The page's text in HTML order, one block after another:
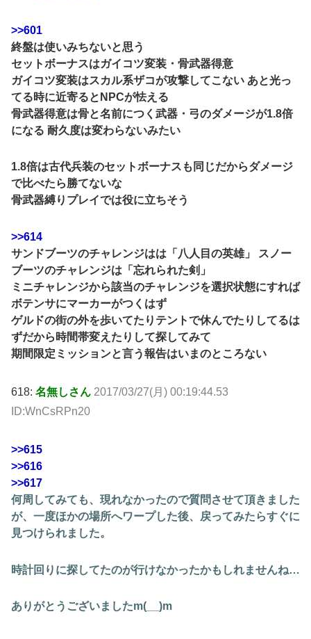
>>601
終盤は使いみちないと思う
セットボーナスはガイコツ変装・骨武器得意
ガイコツ変装はスカル系ザコが攻撃してこない あと光っ
てる時に近寄るとNPCが怯える
骨武器得意は骨と名前につく武器・弓のダメージが1.8倍
になる 耐久度は変わらないみたい
1.8倍は古代兵装のセットボーナスも同じだからダメージ
で比べたら勝てないな
骨武器縛りプレイでは役に立ちそう
>>614
サンドブーツのチャレンジはは「八人目の英雄」 スノー
ブーツのチャレンジは「忘れられた剣」
ミニチャレンジから該当のチャレンジを選択状態にすれば
ボテンサにマーカーがつくはず
ゲルドの街の外を歩いてたりテントで休んでたりしてるは
ずだから時間帯変えたりして探してみて
期間限定ミッションと言う報告はいまのところない
618: 名無しさん 2017/03/27(月) 00:19:44.53
ID:WnCsRPn20
>>615
>>616
>>617
何周してみても、現れなかったので質問させて頂きました
が、一度ほかの場所へワープした後、戻ってみたらすぐに
見つけられました。
時計回りに探してたのが行けなかったかもしれませんね…
ありがとうございましたm(__)m